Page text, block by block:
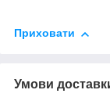
Приховати
Умови